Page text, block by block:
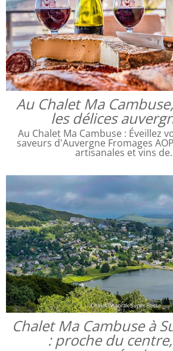
Au Chalet Ma
les délices
Au Chalet Ma Cambuse : Éveillez
saveurs d'Auvergne Fromages
artisanales et vins
Chalet Ma Cambuse à
: proche du